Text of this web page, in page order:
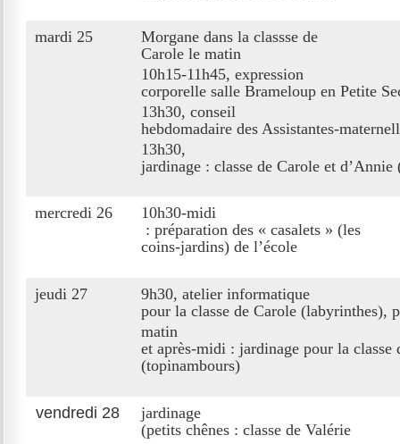
mardi 25
Morgane dans la classse de
Carole le matin
10h15-11h45, expression
corporelle salle Brameloup en Petite
13h30, conseil
hebdomadaire des Assistantes-
13h30,
jardinage : classe de Carole et d’Annie
mercredi 26
10h30-midi
: préparation des « casalets » (les
coins-jardins) de l’école
jeudi 27
9h30, atelier informatique
pour la classe de Carole (labyrinthes),
matin
et après-midi : jardinage pour la classe
(topinambours)
vendredi 28
jardinage
(petits chênes : classe de Valérie